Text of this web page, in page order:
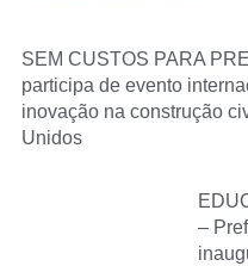
SEM CUSTOS PARA
participa de evento
inovação na construção
Unidos
–